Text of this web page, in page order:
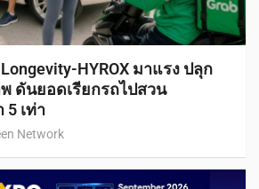
HYROX มาแรง ปลุก
ดันยอดเรียกรถไปสวน
เท่า
Network